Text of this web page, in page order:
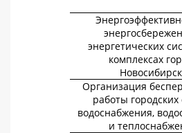
энергетических
комплексах
Организация
работы городских
водоснабжения,
и